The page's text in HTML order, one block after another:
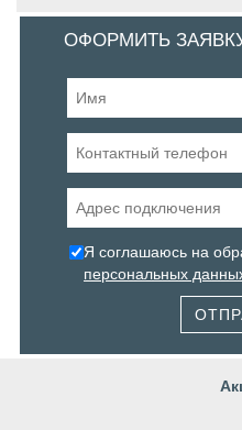
ОФОРМИТЬ
Я соглашаюсь на
персональных